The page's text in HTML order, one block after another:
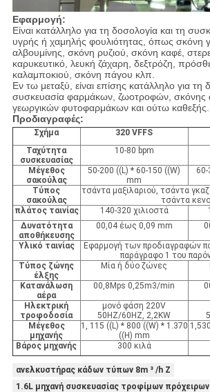
Εφαρμογή:
Είναι κατάλληλο για τη δοσολογία και τη
υγρής ή χαμηλής φουλιότητας, όπως σκόνη
αλβουμίνης, σκόνη ρυζιού, σκόνη καφέ,
καρυκευτικό, λευκή ζάχαρη, δεξτρόζη,
καλαμποκιού, σκόνη πάγου κλπ.
Εν τω μεταξύ, είναι επίσης κατάλληλο για τη
συσκευασία φαρμάκων, ζωοτροφών, σκόνης
γεωργικών φυτοφαρμάκων και ούτω καθεξής.
Προδιαγραφές:
Σχήμα 320 VFFS
Ταχύτητα
συσκευασίας
10-80 bpm
Μέγεθος
σακούλας
50-200 ((L) * 60-150 ((W)
mm
Τύπος
σακούλας
τσάντα μαξιλαριού, τσάντα
τσάντα
πλάτος ταινίας
140-320 χιλιοστά
Δυνατότητα
αποθήκευσης
00,04 έως 0,09 mm
Υλικό ταινίας
Εφαρμογή των προδιαγραφών
παράγραφο 1 του
Τύπος ζώνης
έλξης
Μία ή δύο ζώνες
Κατανάλωση
αέρα
00,8Mps 0,25m3/min
Ηλεκτρική
τροφοδοσία
μονό φάση 220V
50HZ/60HZ, 2,2KW
Μέγεθος
μηχανής
1, 115 ((L) * 800 ((W) * 1.370
((H) mm
Βάρος μηχανής
300 κιλά
ανελκυστήρας κάδων τύπων 8m ³ /h Ζ
1.6L μηχανή συσκευασίας τροφίμων